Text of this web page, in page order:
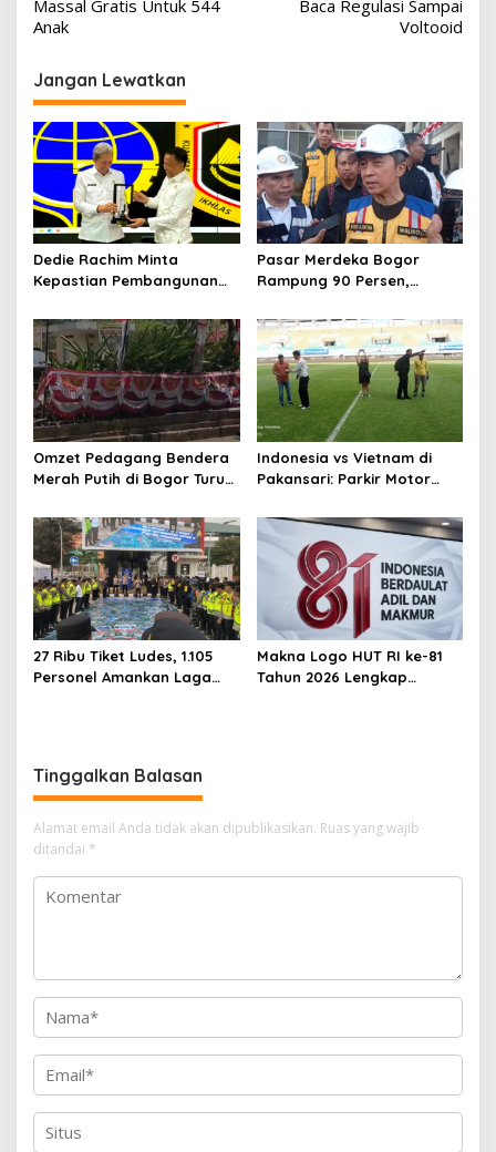
Massal Gratis Untuk 544
Anak
Baca Regulasi Sampai
Voltooid
Jangan Lewatkan
Dedie Rachim Minta
Kepastian Pembangunan
Kemenhub
Pasar Merdeka Bogor
Rampung 90 Persen,
September 2026
Omzet Pedagang Bendera
Merah Putih di Bogor Turun,
Jelang HUT RI
Indonesia vs Vietnam di
Pakansari: Parkir Motor
Panahan
27 Ribu Tiket Ludes, 1.105
Personel Amankan Laga
Makna Logo HUT RI ke-81
Tahun 2026 Lengkap
Tinggalkan Balasan
Alamat email Anda tidak akan dipublikasikan. Ruas yang wajib
ditandai *